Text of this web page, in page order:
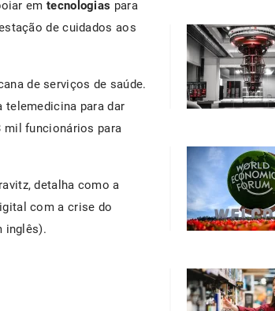
em tecnologias para
de cuidados aos
de serviços de saúde.
telemedicina para dar
mil funcionários para
detalha como a
com a crise do
inglês).